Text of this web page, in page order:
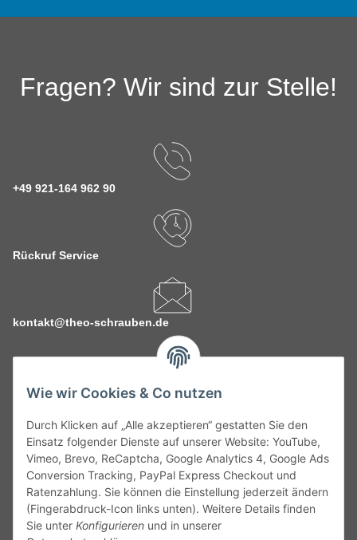
Wie wir Cookies & Co nutzen
Durch Klicken auf „Alle akzeptieren“ gestatten Sie den
Einsatz folgender Dienste auf unserer Website: YouTube,
Vimeo, Brevo, ReCaptcha, Google Analytics 4, Google Ads
Conversion Tracking, PayPal Express Checkout und
Ratenzahlung. Sie können die Einstellung jederzeit ändern
(Fingerabdruck-Icon links unten). Weitere Details finden
Sie unter Konfigurieren und in unserer
Fragen? Wir sind zur Stelle!
+49 921-164 962 90
Rückruf Service
kontakt@theo-schrauben.de
Service
Gesetzliche Informationen
Alle technischen Angaben ohne Gewähr. Irrtümer und fehlerhafte